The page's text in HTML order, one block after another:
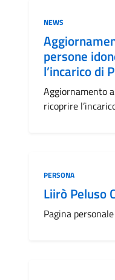
Categoria:
NEWS
persone
l’incarico di
Aggiornamento
ricoprire
Categoria:
PERSONA
Liirò Peluso
Pagina